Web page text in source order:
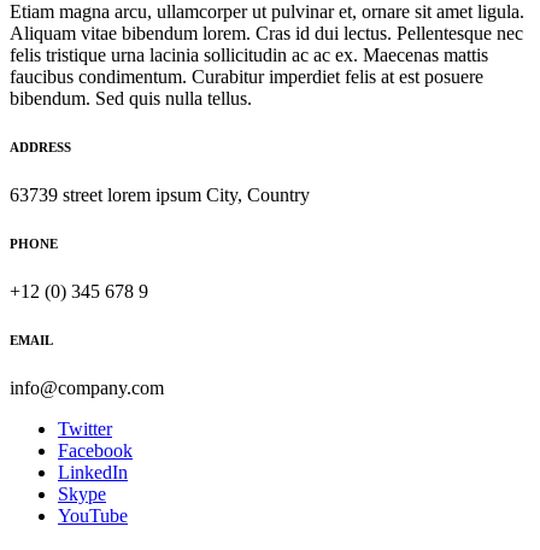
Etiam magna arcu, ullamcorper ut pulvinar et, ornare sit amet ligula.
Aliquam vitae bibendum lorem. Cras id dui lectus. Pellentesque nec
felis tristique urna lacinia sollicitudin ac ac ex. Maecenas mattis
faucibus condimentum. Curabitur imperdiet felis at est posuere
bibendum. Sed quis nulla tellus.
ADDRESS
63739 street lorem ipsum City, Country
PHONE
+12 (0) 345 678 9
EMAIL
info@company.com
Twitter
Facebook
LinkedIn
Skype
YouTube